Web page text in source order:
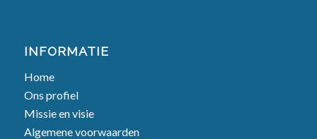
INFORMATIE
Home
Ons profiel
Missie en visie
Algemene voorwaarden